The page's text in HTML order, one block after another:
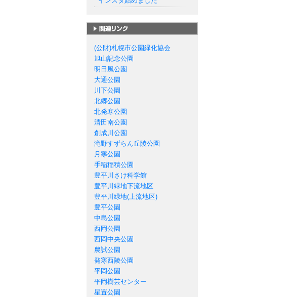
(公財)札幌市公園緑化協会
旭山記念公園
明日風公園
大通公園
川下公園
北郷公園
北発寒公園
清田南公園
創成川公園
滝野すずらん丘陵公園
月寒公園
手稲稲積公園
豊平川さけ科学館
豊平川緑地下流地区
豊平川緑地(上流地区)
豊平公園
中島公園
西岡公園
西岡中央公園
農試公園
発寒西陵公園
平岡公園
平岡樹芸センター
星置公園